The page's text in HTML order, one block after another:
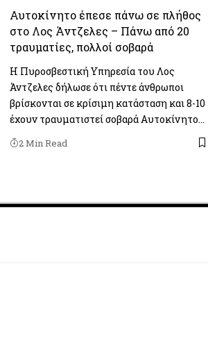
Αυτοκίνητο έπεσε πάνω σε πλήθος
στο Λος Άντζελες – Πάνω από 20
τραυματίες, πολλοί σοβαρά
Η Πυροσβεστική Υπηρεσία του Λος
Άντζελες δήλωσε ότι πέντε άνθρωποι
βρίσκονται σε κρίσιμη κατάσταση και 8-10
έχουν τραυματιστεί σοβαρά Αυτοκίνητο…
2 Min Read